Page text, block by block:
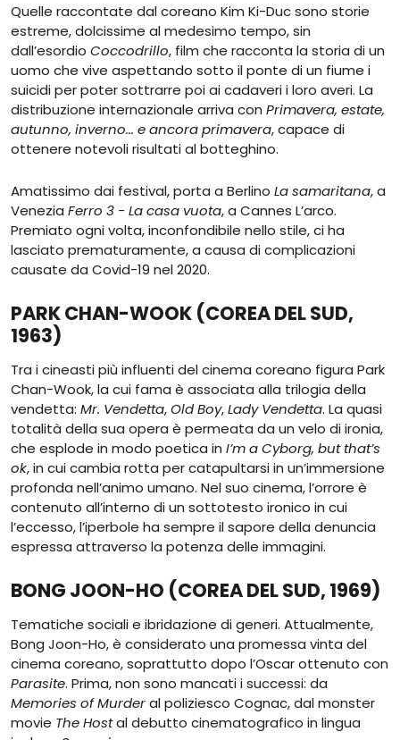
Quelle raccontate dal coreano Kim Ki-Duc sono storie
estreme, dolcissime al medesimo tempo, sin
dall’esordio Coccodrillo, film che racconta la storia di un
uomo che vive aspettando sotto il ponte di un fiume i
suicidi per poter sottrarre poi ai cadaveri i loro averi. La
distribuzione internazionale arriva con Primavera, estate,
autunno, inverno... e ancora primavera, capace di
ottenere notevoli risultati al botteghino.
Amatissimo dai festival, porta a Berlino La samaritana, a
Venezia Ferro 3 - La casa vuota, a Cannes L’arco.
Premiato ogni volta, inconfondibile nello stile, ci ha
lasciato prematuramente, a causa di complicazioni
causate da Covid-19 nel 2020.
PARK CHAN-WOOK (COREA DEL SUD,
1963)
Tra i cineasti più influenti del cinema coreano figura Park
Chan-Wook, la cui fama è associata alla trilogia della
vendetta: Mr. Vendetta,Old Boy,Lady Vendetta. La quasi
totalità della sua opera è permeata da un velo di ironia,
che esplode in modo poetica in I’m a Cyborg, but that’s
ok, in cui cambia rotta per catapultarsi in un’immersione
profonda nell’animo umano. Nel suo cinema, l’orrore è
contenuto all’interno di un sottotesto ironico in cui
l’eccesso, l’iperbole ha sempre il sapore della denuncia
espressa attraverso la potenza delle immagini.
BONG JOON-HO (COREA DEL SUD, 1969)
Tematiche sociali e ibridazione di generi. Attualmente,
Bong Joon-Ho, è considerato una promessa vinta del
cinema coreano, soprattutto dopo l’Oscar ottenuto con
Parasite. Prima, non sono mancati i successi: da
Memories of Murderal poliziesco Cognac, dal monster
movie The Hostal debutto cinematografico in lingua